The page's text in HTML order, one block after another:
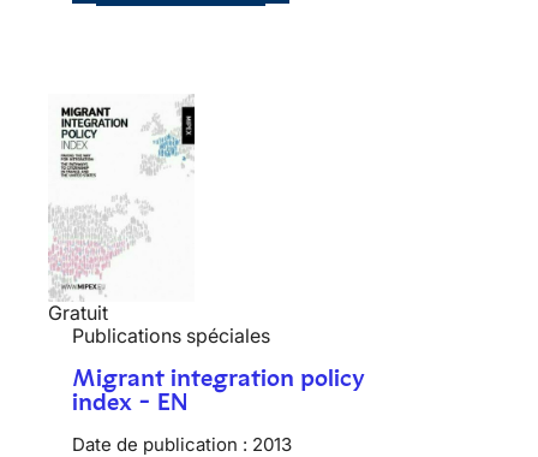
Gratuit
Publications spéciales
Migrant integration policy
index - EN
Date de publication : 2013